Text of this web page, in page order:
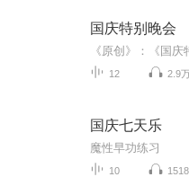
国庆特别晚会
12 2.9
国庆七天乐
魔性早功练习
10 1518